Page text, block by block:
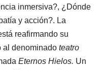
inmersiva?, ¿Dónde
y acción?. La
reafirmando su
al denominado teatro
Eternos Hielos. Un